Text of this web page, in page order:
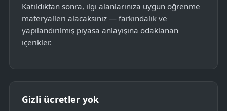
Katıldıktan sonra, ilgi alanlarınıza uygun öğrenme
materyalleri alacaksınız — farkındalık ve
yapılandırılmış piyasa anlayışına odaklanan
içerikler.
Gizli ücretler yok